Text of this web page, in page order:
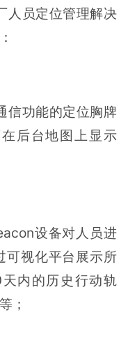
人员定位管理解决
信功能的定位胸牌
后台地图上显示
设备对人员进
可视化平台展示所
内的历史行动轨
；